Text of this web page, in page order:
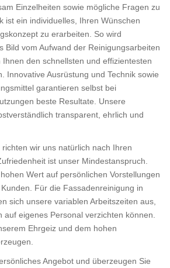
Einzelheiten sowie mögliche Fragen zu
ist ein individuelles, Ihren Wünschen
zu erarbeiten. So wird
Bild vom Aufwand der Reinigungsarbeiten
den schnellsten und effizientesten
Innovative Ausrüstung und Technik sowie
garantieren selbst bei
beste Resultate. Unsere
transparent, ehrlich und
wir uns natürlich nach Ihren
ist unser Mindestanspruch.
Wert auf persönlichen Vorstellungen
Für die Fassadenreinigung in
sich unsere variablen Arbeitszeiten aus,
auf eigenes Personal verzichten können.
Ehrgeiz und dem hohen
Angebot und überzeugen Sie